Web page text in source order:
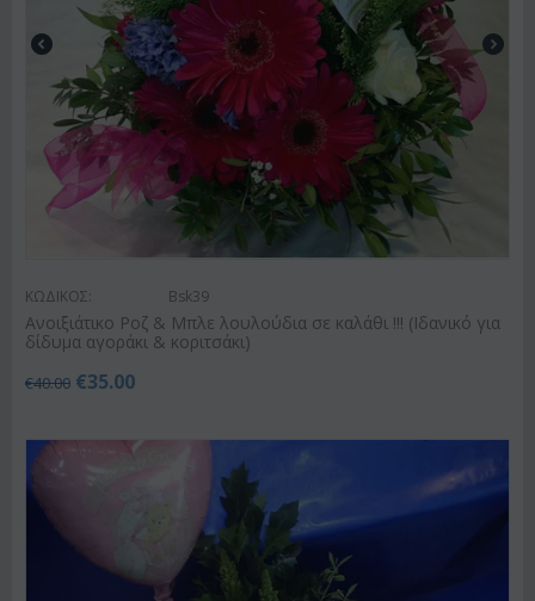
ΚΩΔΙΚΟΣ: Bsk39
Ανοιξιάτικο Ροζ & Μπλε λουλούδια σε καλάθι !!! (Ιδανικό για
δίδυμα αγοράκι & κοριτσάκι)
€40.00 €35.00